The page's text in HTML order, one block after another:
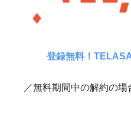
登録無料！
／無料期間中の解約の